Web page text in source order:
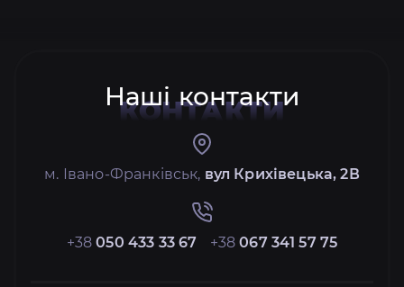
Наші контакти
КОНТАКТИ
м. Івано-Франківськ, вул Крихівецька, 2В
+38050 433 33 67 +38067 341 57 75